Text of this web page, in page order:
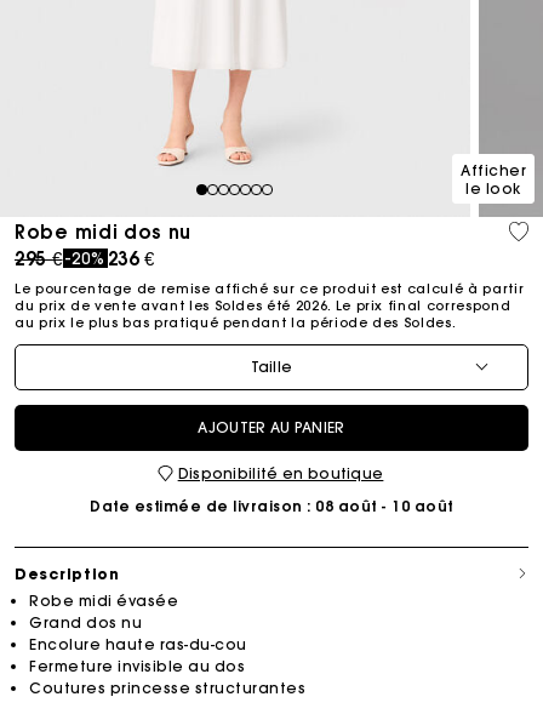
1234567
Afficher
le look
Robe midi dos nu
Price reduced from
295 €to
-20% 236 €
Le pourcentage de remise affiché sur ce produit est calculé à partir
du prix de vente avant les Soldes été 2026. Le prix final correspond
au prix le plus bas pratiqué pendant la période des Soldes.​
Taille
AJOUTER AU PANIER
Disponibilité en boutique
Date estimée de livraison : 08 août - 10 août
Description
Robe midi évasée
Grand dos nu
Encolure haute ras-du-cou
Fermeture invisible au dos
Coutures princesse structurantes